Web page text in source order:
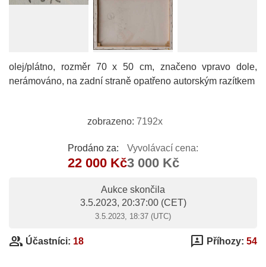
olej/plátno, rozměr 70 x 50 cm, značeno vpravo dole,
nerámováno, na zadní straně opatřeno autorským razítkem
zobrazeno: 7192x
Prodáno za:
22 000 Kč
Vyvolávací cena:
3 000 Kč
Aukce skončila
3.5.2023, 20:37:00(CET)
3.5.2023, 18:37 (UTC)
group Účastníci: 18 3p Příhozy: 54